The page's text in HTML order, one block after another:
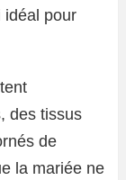
idéal pour
des tissus
de
la mariée ne